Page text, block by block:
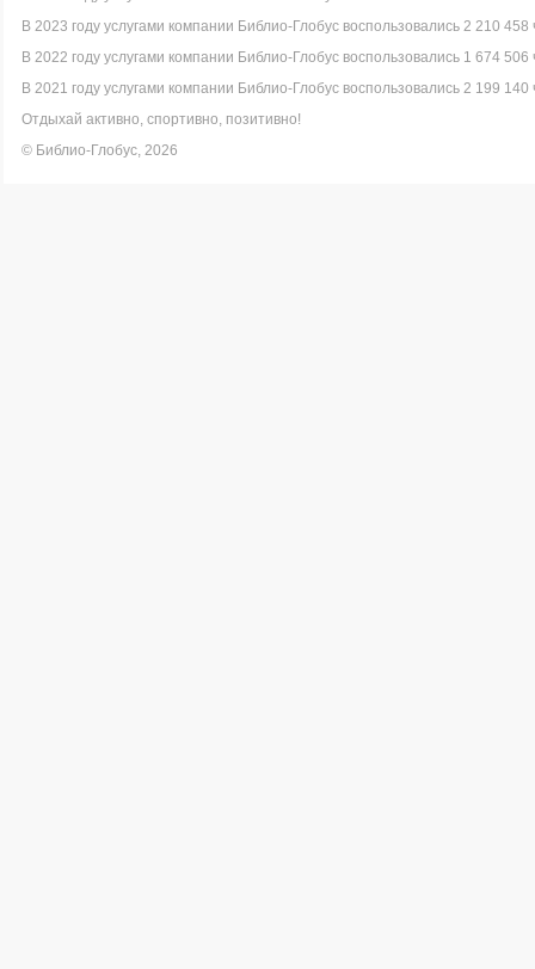
В 2023 году услугами компании Библио-Глобус воспользовались 2 210 458
В 2022 году услугами компании Библио-Глобус воспользовались 1 674 506
В 2021 году услугами компании Библио-Глобус воспользовались 2 199 140
Отдыхай активно, спортивно, позитивно!
© Библио-Глобус, 2026